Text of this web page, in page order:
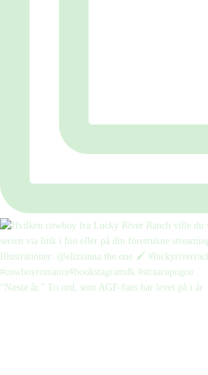
“Næste år.” To ord, som AGF-fans har levet på i år